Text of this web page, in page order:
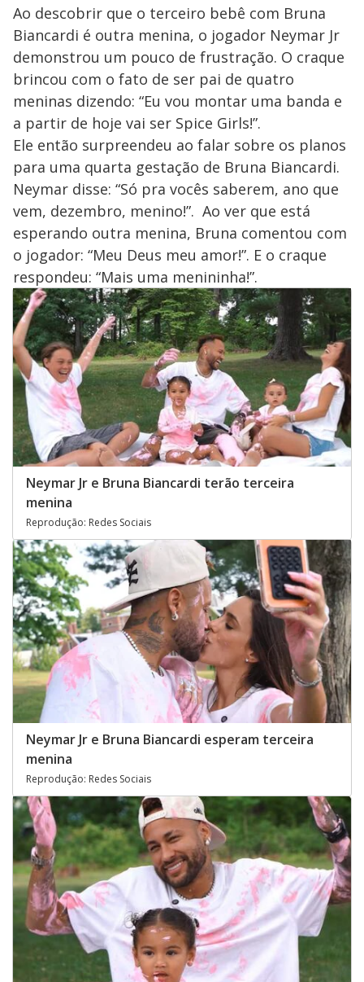
Ao descobrir que o terceiro bebê com Bruna
Biancardi é outra menina, o jogador Neymar Jr
demonstrou um pouco de frustração. O craque
brincou com o fato de ser pai de quatro
meninas dizendo: “Eu vou montar uma banda e
a partir de hoje vai ser Spice Girls!”.
Ele então surpreendeu ao falar sobre os planos
para uma quarta gestação de Bruna Biancardi.
Neymar disse: “Só pra vocês saberem, ano que
vem, dezembro, menino!”. Ao ver que está
esperando outra menina, Bruna comentou com
o jogador: “Meu Deus meu amor!”. E o craque
respondeu: “Mais uma menininha!”.
Neymar Jr e Bruna Biancardi terão terceira
menina
Reprodução: Redes Sociais
Neymar Jr e Bruna Biancardi esperam terceira
menina
Reprodução: Redes Sociais